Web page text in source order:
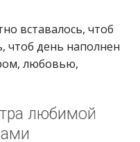
вставалось, чтоб
чтоб день наполнен
любовью,
любимой